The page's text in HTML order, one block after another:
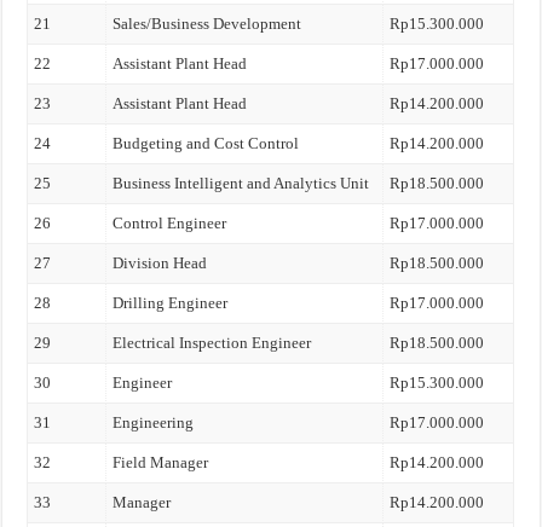
21 Sales/Business Development Rp15.300.000
22 Assistant Plant Head Rp17.000.000
23 Assistant Plant Head Rp14.200.000
24 Budgeting and Cost Control Rp14.200.000
25 Business Intelligent and Analytics Unit Rp18.500.000
26 Control Engineer Rp17.000.000
27 Division Head Rp18.500.000
28 Drilling Engineer Rp17.000.000
29 Electrical Inspection Engineer Rp18.500.000
30 Engineer Rp15.300.000
31 Engineering Rp17.000.000
32 Field Manager Rp14.200.000
33 Manager Rp14.200.000